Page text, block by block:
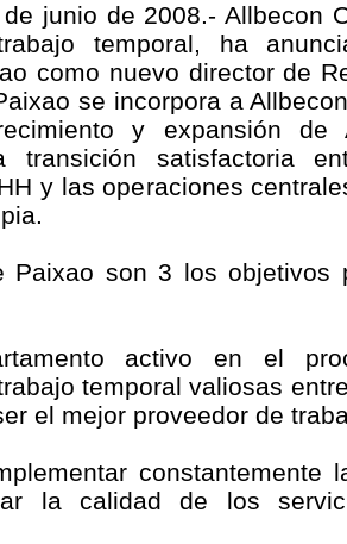
junio de 2008.- Allbecon
temporal, ha
como nuevo director de
se incorpora a
y expansión de
transición satisfactoria
y las operaciones
Paixao son 3 los objetivos
activo en el
temporal valiosas
el mejor proveedor de
constantemente
la calidad de los